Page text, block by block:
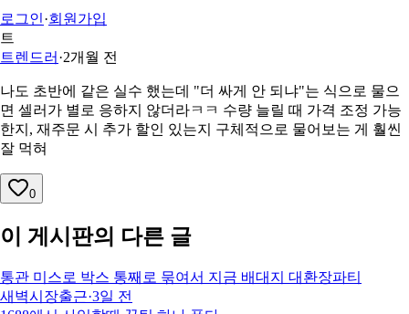
로그인·회원가입
트
트렌드러 ·2개월 전
나도 초반에 같은 실수 했는데 "더 싸게 안 되냐"는 식으로 물으
면 셀러가 별로 응하지 않더라ㅋㅋ 수량 늘릴 때 가격 조정 가능
한지, 재주문 시 추가 할인 있는지 구체적으로 물어보는 게 훨씬
잘 먹혀
0
이 게시판의 다른 글
통관 미스로 박스 통째로 묶여서 지금 배대지 대환장파티
새벽시장출근·3일 전